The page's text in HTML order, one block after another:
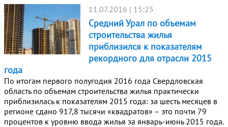
11.07.2016 | 15:25
Средний Урал по объемам
строительства жилья
приблизился к показателям
рекордного для отрасли 2015
года
По итогам первого полугодия 2016 года Свердловская
область по объемам строительства жилья практически
приблизилась к показателям 2015 года: за шесть месяцев в
регионе сдано 917,8 тысячи «квадратов» – это почти 79
процентов к уровню ввода жилья за январь-июнь 2015 года.